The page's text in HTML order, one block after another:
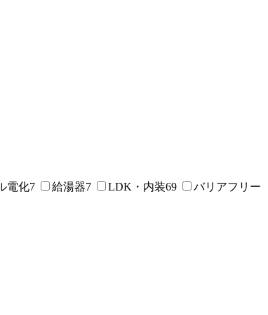
電化7 給湯器7 LDK・内装69 バリアフリー